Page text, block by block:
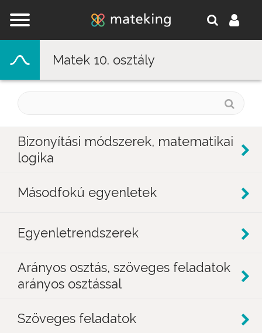
Matek 10. osztály
Bizonyítási módszerek, matematikai
logika
Másodfokú egyenletek
Egyenletrendszerek
Arányos osztás, szöveges feladatok
arányos osztással
Szöveges feladatok